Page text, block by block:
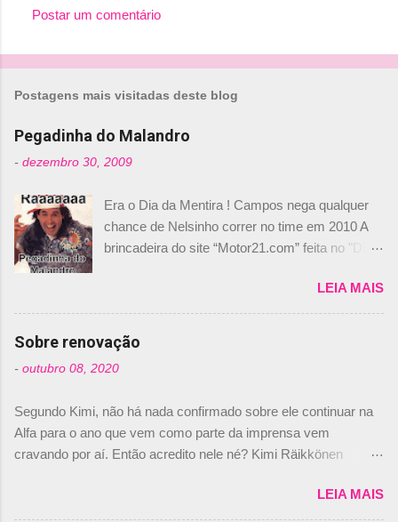
o
n
t
r
i
o
Postar um comentário
Postagens mais visitadas deste blog
Pegadinha do Malandro
- dezembro 30, 2009
Era o Dia da Mentira ! Campos nega qualquer
chance de Nelsinho correr no time em 2010 A
brincadeira do site “Motor21.com” feita no "Día
de abril –, afirmando que Nelson Piquet havia
comprado 15% das ações da Campos, dando,
com isso, um lugar no time a Nelsinho Piquet,
foi esclarecida de uma vez por todas por
Daniele Audetto, diretor da escuderia. O
não será o companheiro de Bruno Senna em
2010. "Na verdade, nós recebemos uma oferta
de Piquet", admitiu Audetto. “Mas depois de ter
dois brasileiros”, explicou, dizendo ainda que
LEIA MAIS
Sobre renovação
- outubro 08, 2020
Segundo Kimi, não há nada confirmado sobre ele continuar na
Alfa para o ano que vem como parte da imprensa vem
cravando por aí. Então acredito nele né? Kimi Räikkönen
truth but I’ve never had an option in my contract so that’s
should, pretty much, tell you that it’s not true." #Kimi7 #EifelGP
LEIA MAIS